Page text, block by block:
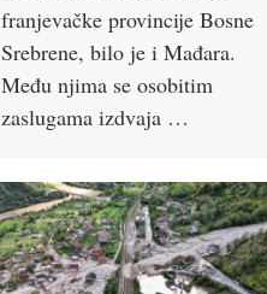
franjevačke provincije Bosne
Srebrene, bilo je i Mađara.
Među njima se osobitim
zaslugama izdvaja …